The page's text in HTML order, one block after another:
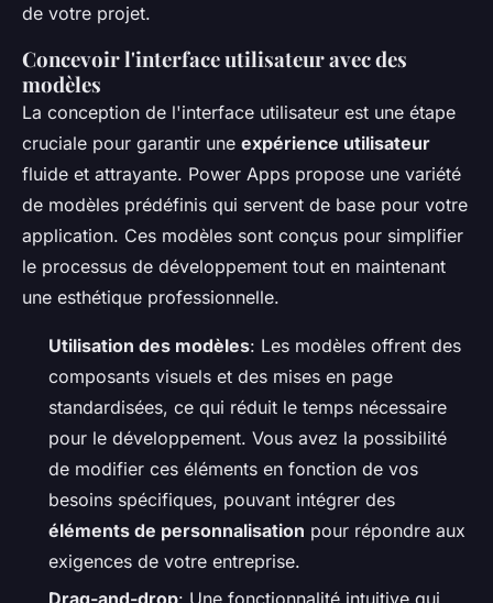
de votre projet.
Concevoir l'interface utilisateur avec des
modèles
La conception de l'interface utilisateur est une étape
cruciale pour garantir une expérience utilisateur
fluide et attrayante. Power Apps propose une variété
de modèles prédéfinis qui servent de base pour votre
application. Ces modèles sont conçus pour simplifier
le processus de développement tout en maintenant
une esthétique professionnelle.
Utilisation des modèles: Les modèles offrent des
composants visuels et des mises en page
standardisées, ce qui réduit le temps nécessaire
pour le développement. Vous avez la possibilité
de modifier ces éléments en fonction de vos
besoins spécifiques, pouvant intégrer des
éléments de personnalisation pour répondre aux
exigences de votre entreprise.